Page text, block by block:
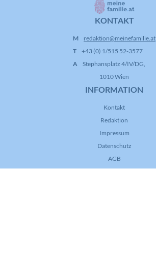
KONTAKT
M
redaktion@meinefamilie.at
T
+43 (0) 1/515 52-3577
A
Stephansplatz 4/IV/DG,
1010 Wien
INFORMATION
Kontakt
Redaktion
Impressum
Datenschutz
AGB